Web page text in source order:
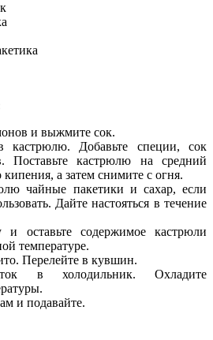
и выжмите сок.
кастрюлю. Добавьте специи, сок
Поставьте кастрюлю на средний
а затем снимите с огня.
чайные пакетики и сахар, если
Дайте настояться в течение
и оставьте содержимое кастрюли
температуре.
Перелейте в кувшин.
в холодильник. Охладите
и подавайте.